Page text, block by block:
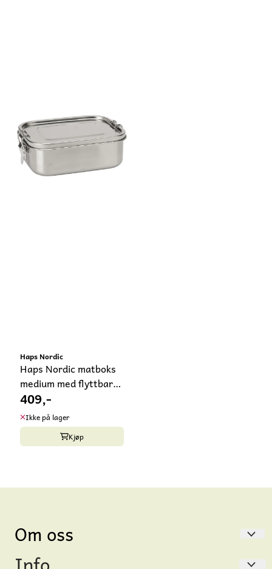
Haps Nordic
Haps Nordic matboks
medium med flyttbar
inndeler
409,-
Ikke på lager
Kjøp
Om oss
Gåsungen